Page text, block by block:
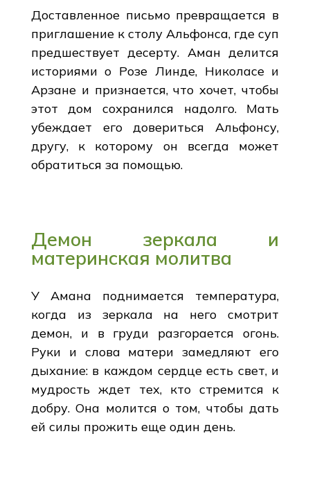
Доставленное письмо превращается в
приглашение к столу Альфонса, где суп
предшествует десерту. Аман делится
историями о Розе Линде, Николасе и
Арзане и признается, что хочет, чтобы
этот дом сохранился надолго. Мать
убеждает его довериться Альфонсу,
другу, к которому он всегда может
обратиться за помощью.
Демон зеркала и
материнская молитва
У Амана поднимается температура,
когда из зеркала на него смотрит
демон, и в груди разгорается огонь.
Руки и слова матери замедляют его
дыхание: в каждом сердце есть свет, и
мудрость ждет тех, кто стремится к
добру. Она молится о том, чтобы дать
ей силы прожить еще один день.